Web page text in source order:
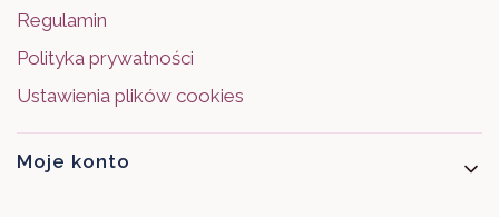
Regulamin
Polityka prywatności
Ustawienia plików cookies
Moje konto